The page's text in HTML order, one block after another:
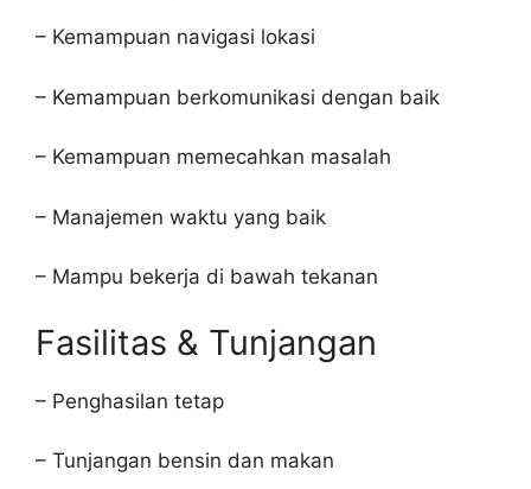
– Kemampuan navigasi lokasi
– Kemampuan berkomunikasi dengan baik
– Kemampuan memecahkan masalah
– Manajemen waktu yang baik
– Mampu bekerja di bawah tekanan
Fasilitas & Tunjangan
– Penghasilan tetap
– Tunjangan bensin dan makan